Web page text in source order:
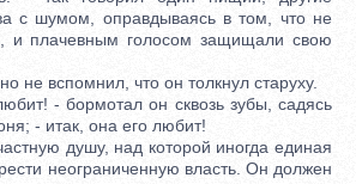
с шумом, оправдываясь в том, что не
и плачевным голосом защищали свою
вспомнил, что он толкнул старуху.
- бормотал он сквозь зубы, садясь
- итак, она его любит!
душу, над которой иногда единая
неограниченную власть. Он должен